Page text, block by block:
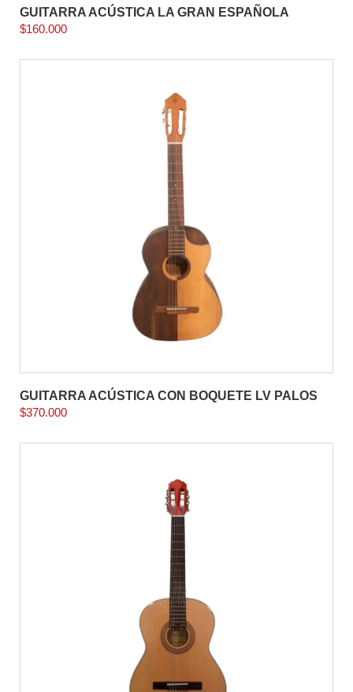
GUITARRA ACÚSTICA LA GRAN ESPAÑOLA
$160.000
GUITARRA ACÚSTICA CON BOQUETE LV PALOS
$370.000